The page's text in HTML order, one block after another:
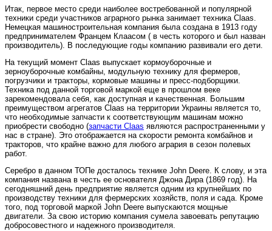
Итак, первое место среди наиболее востребованной и популярной
техники среди участников аграрного рынка занимает техника Claas.
Немецкая машиностроительная компания была создана в 1913 году
предпринимателем Францем Клаасом ( в честь которого и был назван
производитель). В последующие годы компанию развивали его дети.
На текущий момент Claas выпускает кормоуборочные и
зерноуборочные комбайны, модульную технику для фермеров,
погрузчики и тракторы, кормовые машины и пресс-подборщики.
Техника под данной торговой маркой еще в прошлом веке
зарекомендовала себя, как доступная и качественная. Большим
преимуществом агрегатов Claas на территории Украины является то,
что необходимые запчасти к соответствующим машинам можно
приобрести свободно (запчасти Claas являются распространенными у
нас в стране). Это отображается на скорости ремонта комбайнов и
тракторов, что крайне важно для любого агрария в сезон полевых
работ.
Серебро в данном ТОПе досталось технике John Deere. К слову, и эта
компания названа в честь ее основателя Джона Дира (1869 год). На
сегодняшний день предприятие является одним из крупнейших по
производству техники для фермерских хозяйств, поля и сада. Кроме
того, под торговой маркой John Deere выпускаются мощные
двигатели. За свою историю компания сумела завоевать репутацию
добросовестного и надежного производителя.